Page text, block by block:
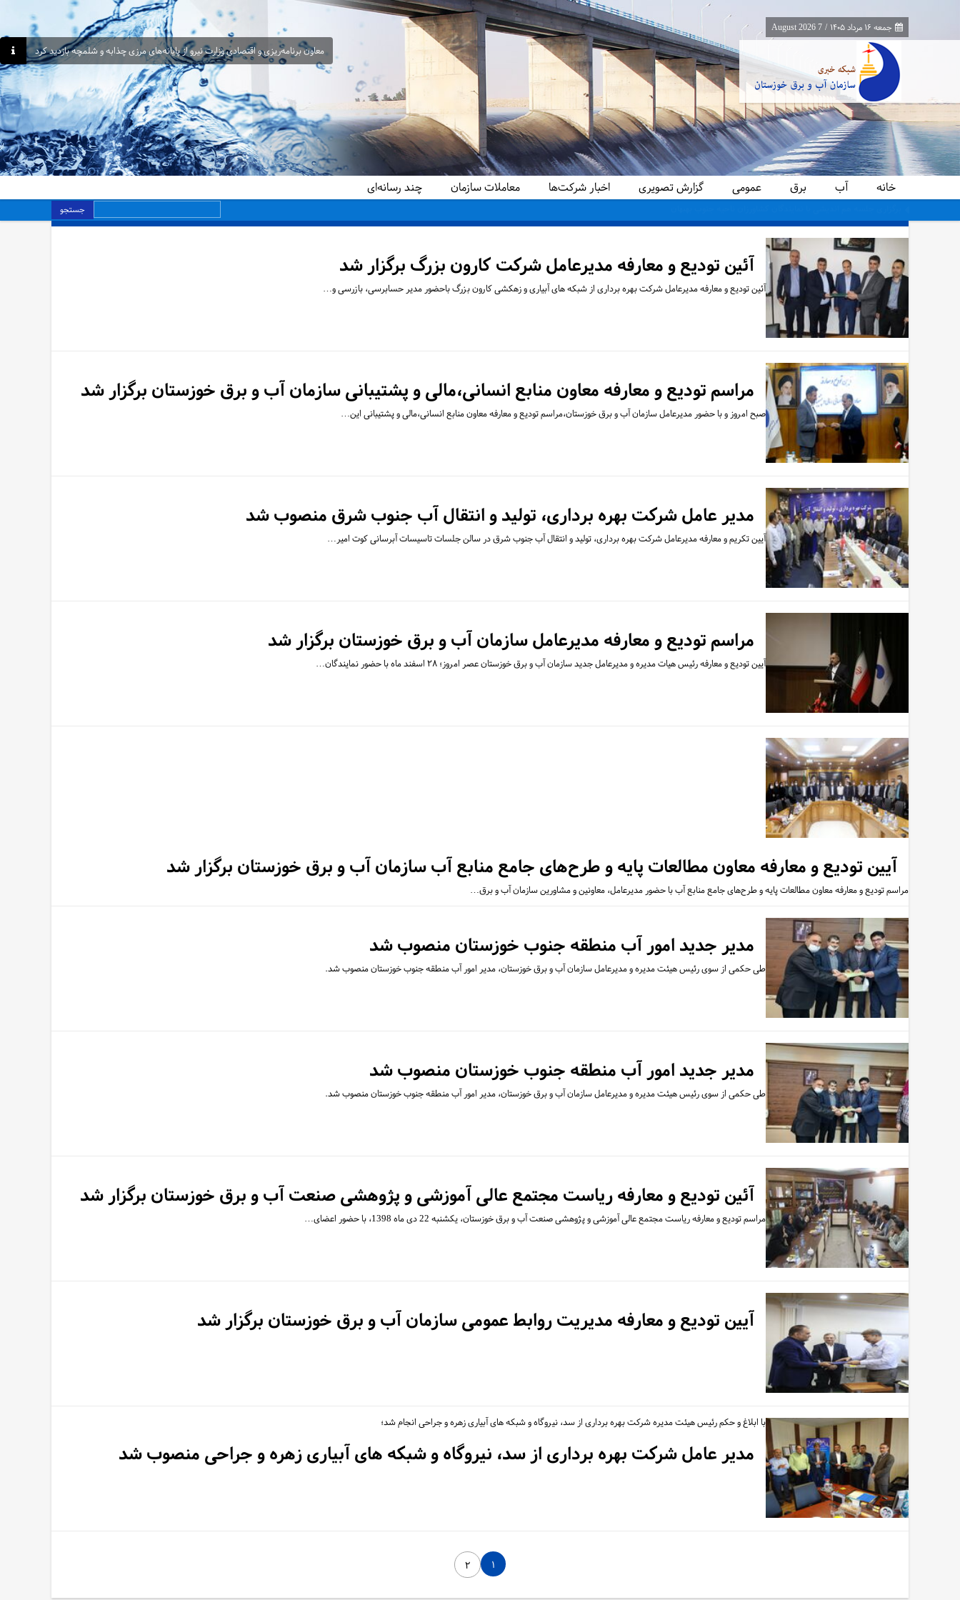
جمعه ۱۶ مرداد ۱۴۰۵ /
7 August 2026
معاون برنامه‌ریزی و اقتصادی وزارت نیرو از پایانه‌های مرزی چذابه و شلمچه بازدید کرد
خانه آب برق عمومی گزارش تصویری اخبار شرکت‌ها معاملات سازمان چند رسانه‌ای
جستجو
آئین تودیع و معارفه مدیرعامل شرکت کارون بزرگ برگزار شد
آئین تودیع و معارفه مدیرعامل شرکت بهره برداری از شبکه های آبیاری و زهکشی کارون بزرگ باحضور مدیر حسابرسی، بازرسی و…
مراسم تودیع و معارفه معاون منابع انسانی،مالی و پشتیبانی سازمان آب و برق خوزستان برگزار شد
صبح امروز و با حضور مدیرعامل سازمان آب و برق خوزستان،مراسم تودیع و معارفه معاون منابع انسانی،مالی و پشتیبانی این…
مدیر عامل شرکت بهره برداری، تولید و انتقال آب جنوب شرق منصوب شد
آیین تکریم و معارفه مدیرعامل شرکت بهره برداری، تولید و انتقال آب جنوب شرق در سالن جلسات تاسیسات آبرسانی کوت امیر…
مراسم تودیع و معارفه مدیرعامل سازمان آب و برق خوزستان برگزار شد
آیین تودیع و معارفه رئیس هیات مدیره و مدیرعامل جدید سازمان آب و برق خوزستان عصر امروز؛ ۲۸ اسفند ماه با حضور نمایندگان…
آیین تودیع و معارفه معاون مطالعات پایه و طرح‌های جامع منابع آب سازمان آب و برق خوزستان برگزار شد
مراسم تودیع و معارفه معاون مطالعات پایه و طرح‌های جامع منابع آب با حضور مدیرعامل، معاونین و مشاورین سازمان آب و برق…
مدیر جدید امور آب منطقه جنوب خوزستان منصوب شد
طی حکمی از سوی رئیس هیئت مدیره و مدیرعامل سازمان آب و برق خوزستان، مدیر امور آب منطقه جنوب خوزستان منصوب شد.
مدیر جدید امور آب منطقه جنوب خوزستان منصوب شد
طی حکمی از سوی رئیس هیئت مدیره و مدیرعامل سازمان آب و برق خوزستان، مدیر امور آب منطقه جنوب خوزستان منصوب شد.
آئین تودیع و معارفه ریاست مجتمع عالی آموزشی و پژوهشی صنعت آب و برق خوزستان برگزار شد
مراسم تودیع و معارفه ریاست مجتمع عالی آموزشی و پژوهشی صنعت آب و برق خوزستان، یکشنبه 22 دی ماه 1398، با حضور اعضای…
آیین تودیع و معارفه مدیریت روابط عمومی سازمان آب و برق خوزستان برگزار شد
با ابلاغ و حکم رئیس هیئت مدیره شرکت بهره برداری از سد، نیروگاه و شبکه های آبیاری زهره و جراحی انجام شد؛
مدیر عامل شرکت بهره برداری از سد، نیروگاه و شبکه های آبیاری زهره و جراحی منصوب شد
۱ ۲